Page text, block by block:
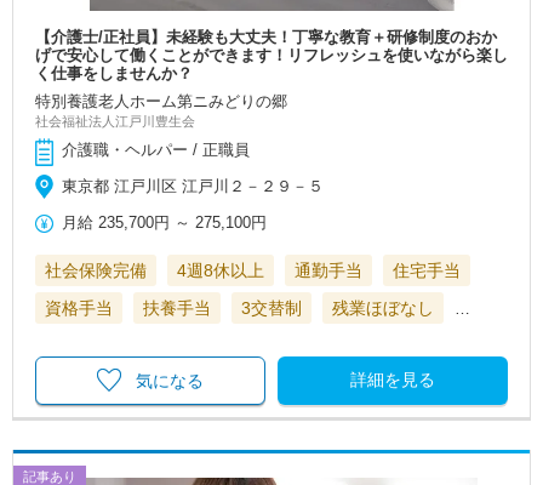
【介護士/正社員】未経験も大丈夫！丁寧な教育＋研修制度のおか
げで安心して働くことができます！リフレッシュを使いながら楽し
く仕事をしませんか？
特別養護老人ホーム第ニみどりの郷
社会福祉法人江戸川豊生会
介護職・ヘルパー / 正職員
東京都 江戸川区 江戸川２－２９－５
月給 235,700円 ～ 275,100円
社会保険完備 4週8休以上 通勤手当
住宅手当
資格手当
扶養手当 3交替制 残業ほぼなし
詳細を見る
気になる
記事あり